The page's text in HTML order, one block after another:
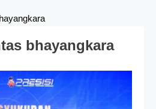
bhayangkara